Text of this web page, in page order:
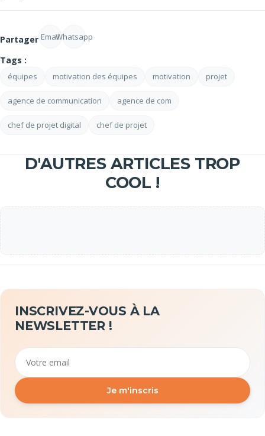
Partager EmailWhatsapp
Tags :
équipes motivation des équipes motivation projet
agence de communication agence de com
chef de projet digital chef de projet
D'AUTRES ARTICLES TROP
COOL !
INSCRIVEZ-VOUS À LA
NEWSLETTER !
Email
Je m'inscris